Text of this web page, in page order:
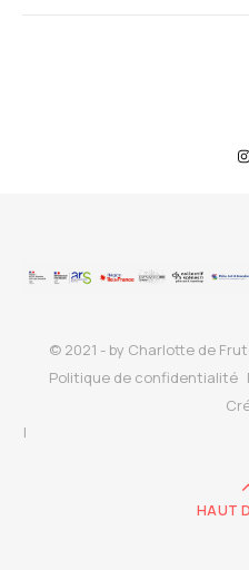
© 2021 - by Charlotte de
Politique de confidentialité
HAUT